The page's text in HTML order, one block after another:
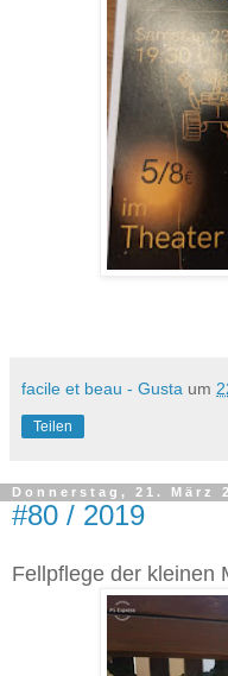
facile et beau - Gusta um
Teilen
Donnerstag, 21. März
#80 / 2019
Fellpflege der kleinen